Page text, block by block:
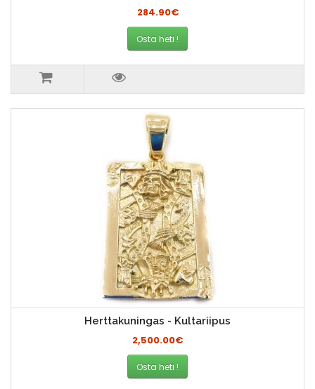
284.90€
Osta heti !
Herttakuningas - Kultariipus
2,500.00€
Osta heti !